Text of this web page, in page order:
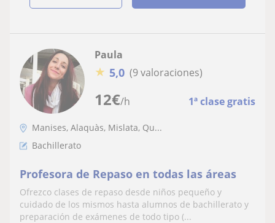
12€/h 1ª clase gratis
Paula
★ 5,0 (9 valoraciones)
Manises, Alaquàs, Mislata, Qu...
Bachillerato
Profesora de Repaso en todas las áreas
Ofrezco clases de repaso desde niños pequeño y
cuidado de los mismos hasta alumnos de bachillerato y
preparación de exámenes de todo tipo (...